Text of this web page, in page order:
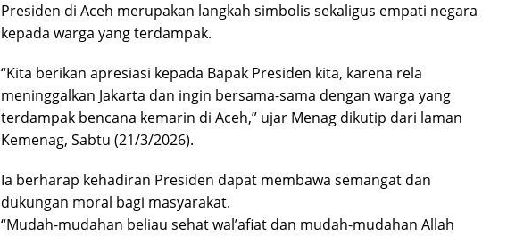
Presiden di Aceh merupakan langkah simbolis sekaligus empati negara
kepada warga yang terdampak.
“Kita berikan apresiasi kepada Bapak Presiden kita, karena rela
meninggalkan Jakarta dan ingin bersama-sama dengan warga yang
terdampak bencana kemarin di Aceh,” ujar Menag dikutip dari laman
Kemenag, Sabtu (21/3/2026).
Ia berharap kehadiran Presiden dapat membawa semangat dan
dukungan moral bagi masyarakat.
“Mudah-mudahan beliau sehat wal’afiat dan mudah-mudahan Allah